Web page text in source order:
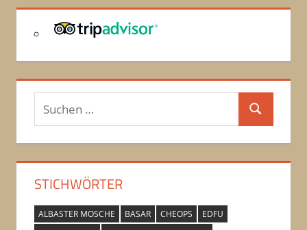
Suchen
nach:
Suchen
STICHWÖRTER
ALBASTER MOSCHE BASAR CHEOPS
EDFU